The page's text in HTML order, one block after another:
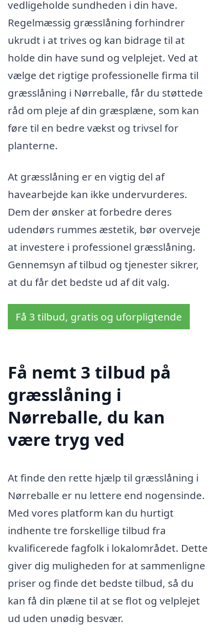
vedligeholde sundheden i din have.
Regelmæssig græsslåning forhindrer
ukrudt i at trives og kan bidrage til at
holde din have sund og velplejet. Ved at
vælge det rigtige professionelle firma til
græsslåning i Nørreballe, får du støttede
råd om pleje af din græsplæne, som kan
føre til en bedre vækst og trivsel for
planterne.
At græsslåning er en vigtig del af
havearbejde kan ikke undervurderes.
Dem der ønsker at forbedre deres
udendørs rummes æstetik, bør overveje
at investere i professionel græsslåning.
Gennemsyn af tilbud og tjenester sikrer,
at du får det bedste ud af dit valg.
Få 3 tilbud, gratis og uforpligtende
Få nemt 3 tilbud på
græsslåning i
Nørreballe, du kan
være tryg ved
At finde den rette hjælp til græsslåning i
Nørreballe er nu lettere end nogensinde.
Med vores platform kan du hurtigt
indhente tre forskellige tilbud fra
kvalificerede fagfolk i lokalområdet. Dette
giver dig muligheden for at sammenligne
priser og finde det bedste tilbud, så du
kan få din plæne til at se flot og velplejet
ud uden unødig besvær.